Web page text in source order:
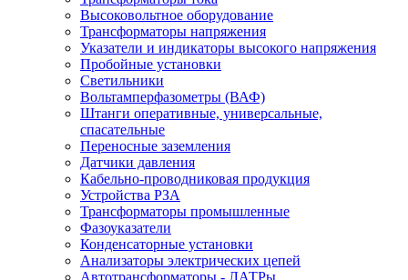
Высоковольтное оборудование
Трансформаторы напряжения
Указатели и индикаторы высокого напряжения
Пробойные установки
Светильники
Вольтамперфазометры (ВАФ)
Штанги оперативные, универсальные,
спасательные
Переносные заземления
Датчики давления
Кабельно-проводниковая продукция
Устройства РЗА
Трансформаторы промышленные
Фазоуказатели
Конденсаторные установки
Анализаторы электрических цепей
Автотрансформаторы - ЛАТРы